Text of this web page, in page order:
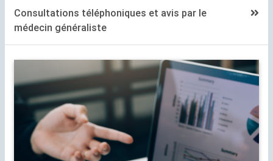
Consultations téléphoniques et avis par le
médecin généraliste